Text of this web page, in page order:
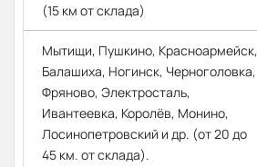
(15 км от склада)
Мытищи, Пушкино, Красноармейск,
Балашиха, Ногинск, Черноголовка,
Фряново, Электросталь,
Ивантеевка, Королёв, Монино,
Лосинопетровский и др. (от 20 до
45 км. от склада).